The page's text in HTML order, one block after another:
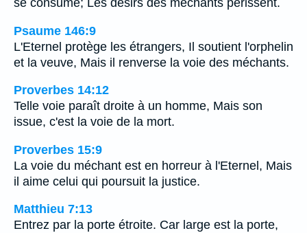
Psaume 146:9
L'Eternel protège les étrangers, Il soutient l'orphelin
et la veuve, Mais il renverse la voie des méchants.
Proverbes 14:12
Telle voie paraît droite à un homme, Mais son
issue, c'est la voie de la mort.
Proverbes 15:9
La voie du méchant est en horreur à l'Eternel, Mais
il aime celui qui poursuit la justice.
Matthieu 7:13
Entrez par la porte étroite. Car large est la porte,